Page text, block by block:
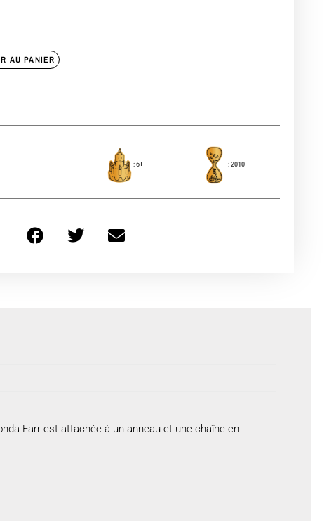
AU PANIER
: 6+ : 2010
Farr est attachée à un anneau et une chaîne en